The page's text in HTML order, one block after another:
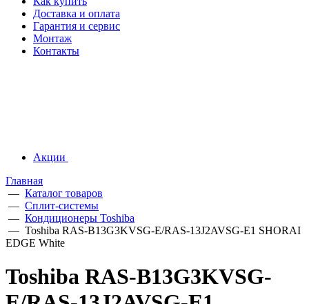
Доставка и оплата
Гарантия и сервис
Монтаж
Контакты
Акции
Главная
— Каталог товаров
— Сплит-системы
— Кондиционеры Toshiba
— Toshiba RAS-B13G3KVSG-E/RAS-13J2AVSG-E1 SHORAI
EDGE White
Toshiba RAS-B13G3KVSG-